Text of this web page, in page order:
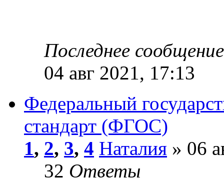
Последнее
04 авг 2021, 17:13
Федеральный
стандарт (ФГОС)
1, 2, 3, 4 Наталия » 06
32 Ответы